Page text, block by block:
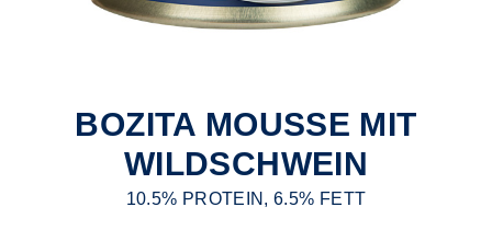
BOZITA MOUSSE MIT
WILDSCHWEIN
10.5% PROTEIN, 6.5% FETT